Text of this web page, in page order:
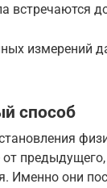
встречаются
измерений
способ
Именно они